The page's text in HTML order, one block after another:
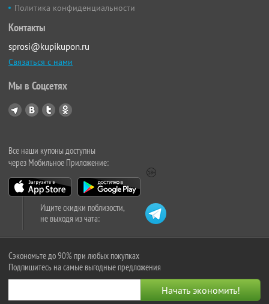
Политика конфиденциальности
Контакты
sprosi@kupikupon.ru
Связаться с нами
Мы в Соцсетях
Все наши купоны доступны
через Мобильное Приложение:
Ищите скидки поблизости,
не выходя из чата:
Сэкономьте до 90% при любых покупках
Подпишитесь на самые выгодные предложения